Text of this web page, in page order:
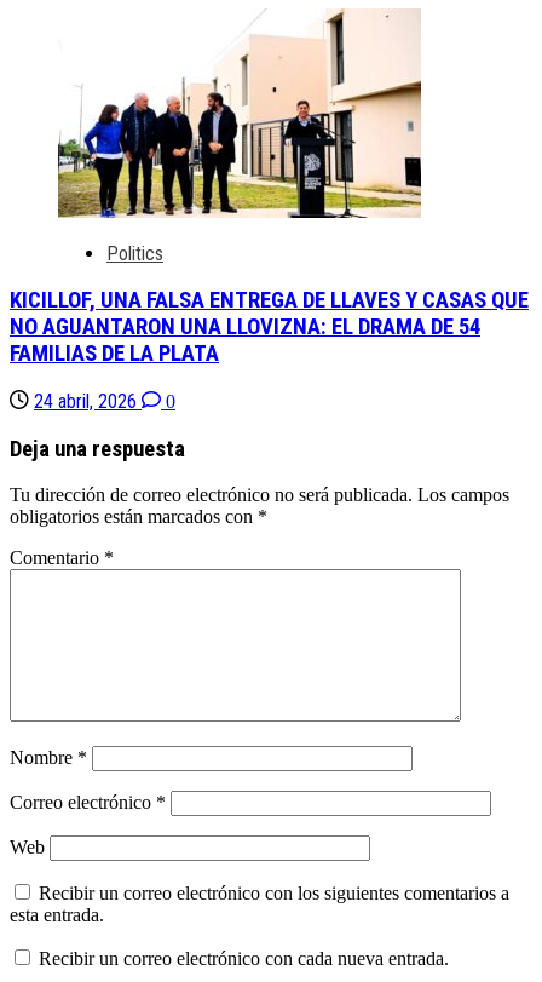
Politics
KICILLOF, UNA FALSA ENTREGA DE LLAVES Y CASAS QUE
NO AGUANTARON UNA LLOVIZNA: EL DRAMA DE 54
FAMILIAS DE LA PLATA
24 abril, 2026 0
Deja una respuesta
Tu dirección de correo electrónico no será publicada. Los campos
obligatorios están marcados con *
Comentario *
Nombre *
Correo electrónico *
Web
Recibir un correo electrónico con los siguientes comentarios a
esta entrada.
Recibir un correo electrónico con cada nueva entrada.